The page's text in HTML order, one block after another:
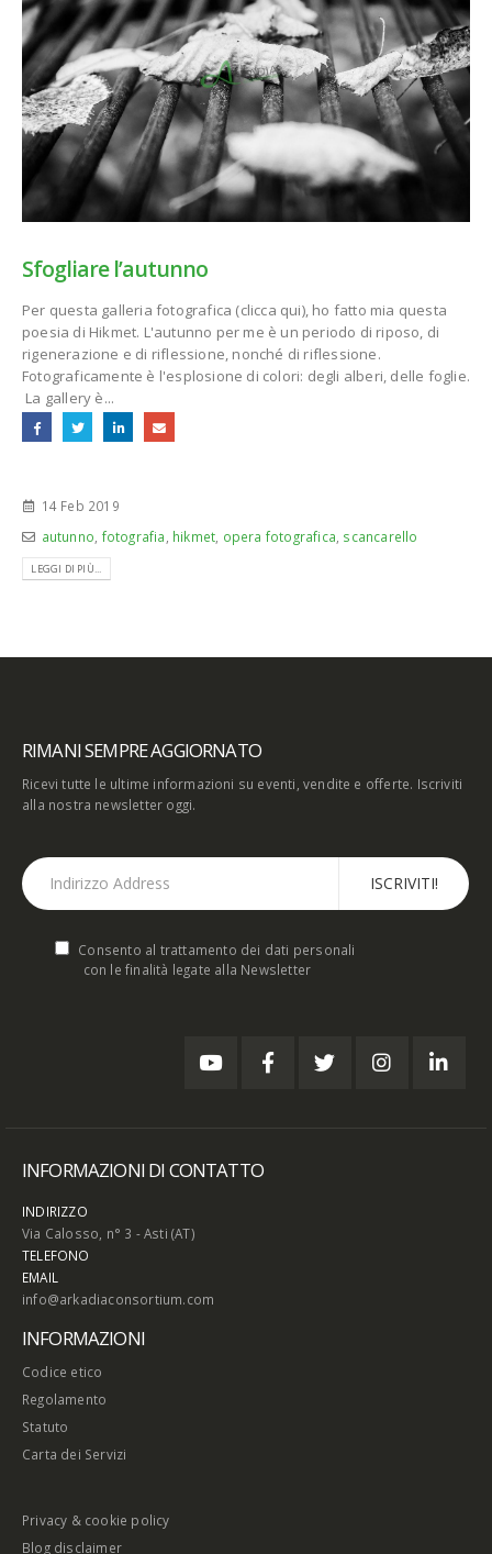
Sfogliare l’autunno
Per questa galleria fotografica (clicca qui), ho fatto mia questa
poesia di Hikmet. L'autunno per me è un periodo di riposo, di
rigenerazione e di riflessione, nonché di riflessione.
Fotograficamente è l'esplosione di colori: degli alberi, delle foglie.
La gallery è...
14 Feb 2019
autunno fotografia hikmet opera fotografica scancarello
LEGGI DI PIÙ...
RIMANI SEMPRE AGGIORNATO
Ricevi tutte le ultime informazioni su eventi, vendite e offerte. Iscriviti
alla nostra newsletter oggi.
Consento al trattamento dei dati personali
con le finalità legate alla Newsletter
INFORMAZIONI DI CONTATTO
INDIRIZZO
Via Calosso, n° 3 - Asti (AT)
TELEFONO
EMAIL
info@arkadiaconsortium.com
INFORMAZIONI
Codice etico
Regolamento
Statuto
Carta dei Servizi
Privacy & cookie policy
Blog disclaimer